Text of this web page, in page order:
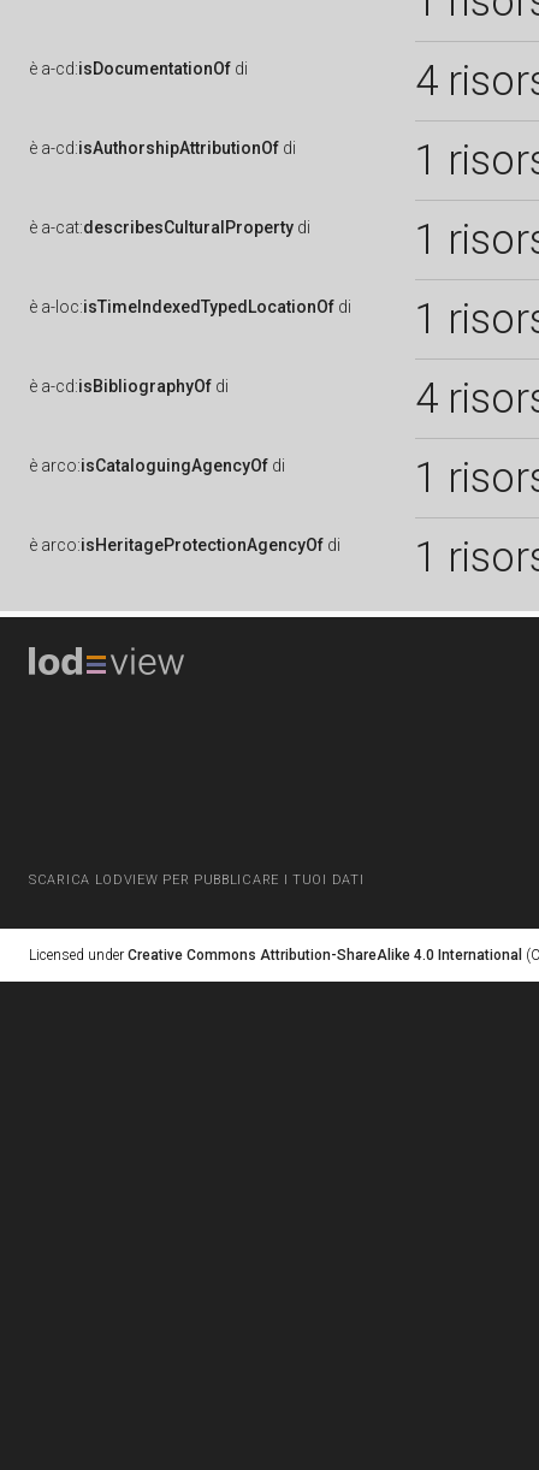
è a-cd:isDocumentationOf di 4
è a-cd:isAuthorshipAttributionOf di 1
è a-cat:describesCulturalProperty di 1
è a-loc:isTimeIndexedTypedLocationOf di 1
è a-cd:isBibliographyOf di 4
è arco:isCataloguingAgencyOf di 1
è arco:isHeritageProtectionAgencyOf di 1
SCARICA LODVIEW PER PUBBLICARE I TUOI DATI
Licensed under Creative Commons Attribution-ShareAlike 4.0 International